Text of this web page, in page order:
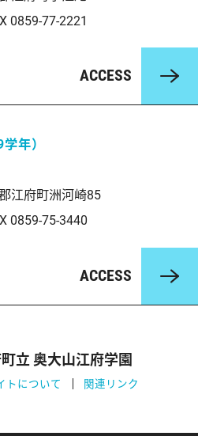
0859-77-2221
ACCESS
学年）
江府町洲河崎85
0859-75-3440
ACCESS
立 奥大山江府学園
トについて 関連リンク